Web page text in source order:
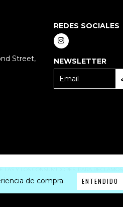
de compra. ENTENDIDO
Street,
REDES SOCIALES
NEWSLETTER
LAS Y LOS CONSUMIDORES. PARA RECLAMOS